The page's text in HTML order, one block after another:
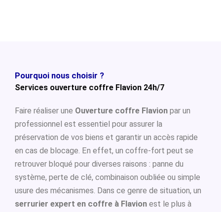
Pourquoi nous choisir ?
Services ouverture coffre Flavion 24h/7
Faire réaliser une Ouverture coffre Flavion par un
professionnel est essentiel pour assurer la
préservation de vos biens et garantir un accès rapide
en cas de blocage. En effet, un coffre-fort peut se
retrouver bloqué pour diverses raisons : panne du
système, perte de clé, combinaison oubliée ou simple
usure des mécanismes. Dans ce genre de situation, un
serrurier expert en coffre à Flavion est le plus à